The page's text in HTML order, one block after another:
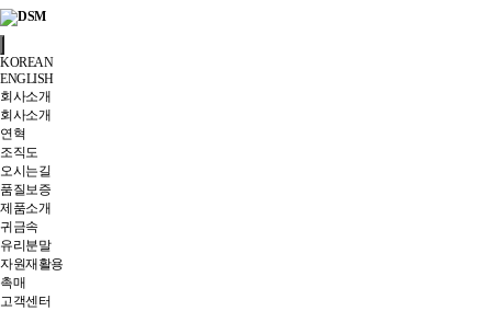
KOREAN
ENGLISH
회사소개
회사소개
연혁
조직도
오시는길
품질보증
제품소개
귀금속
유리분말
자원재활용
촉매
고객센터